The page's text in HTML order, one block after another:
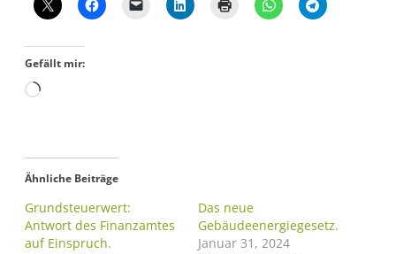
Gefällt mir:
Ähnliche Beiträge
Grundsteuerwert:
Antwort des Finanzamtes
auf Einspruch.
Das neue
Gebäudeenergiegesetz.
Januar 31, 2024